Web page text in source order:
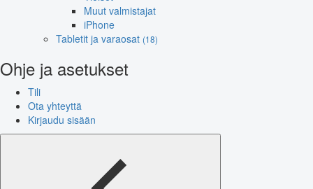
Muut valmistajat
iPhone
Tabletit ja varaosat (18)
Ohje ja asetukset
Tili
Ota yhteyttä
Kirjaudu sisään